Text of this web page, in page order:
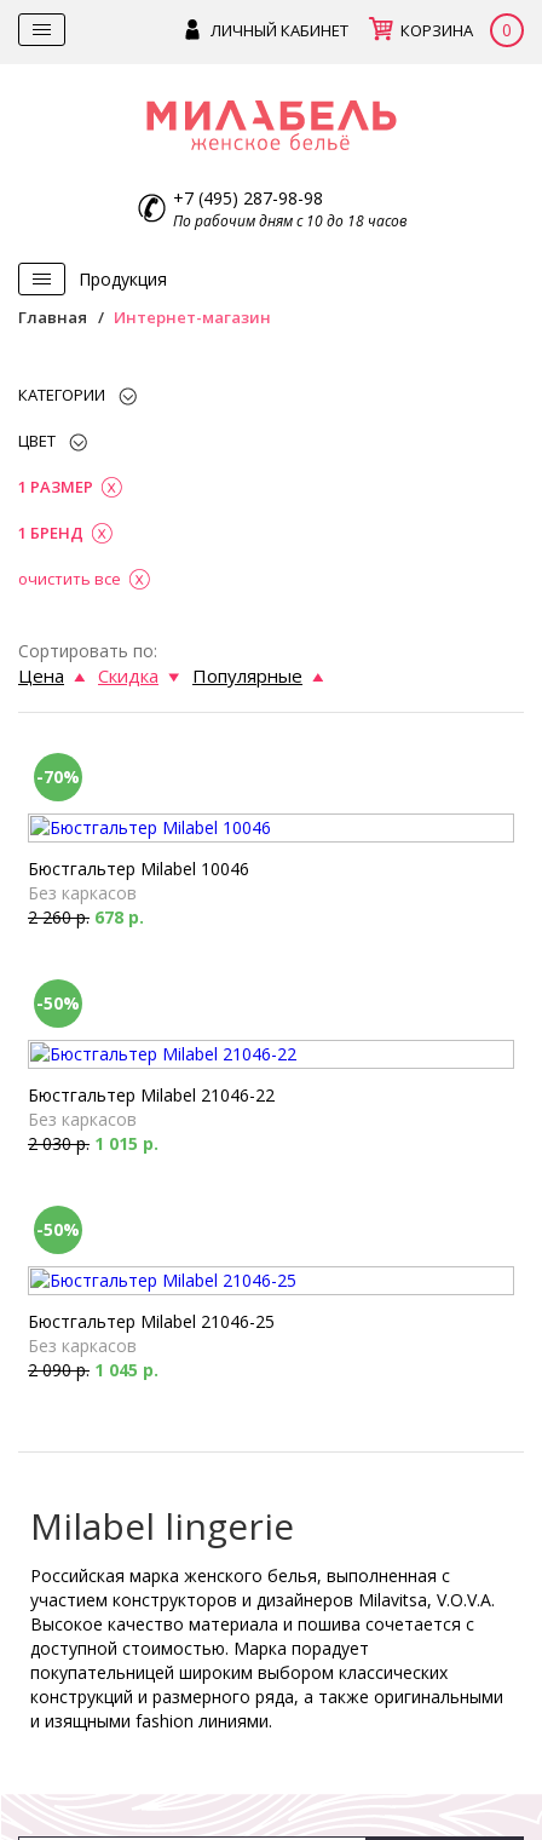
ЛИЧНЫЙ КАБИНЕТ КОРЗИНА 0
+7 (495) 287-98-98
По рабочим дням с 10 до 18 часов
Продукция
Главная Интернет-магазин
КАТЕГОРИИ
ЦВЕТ
1 РАЗМЕР
1 БРЕНД
очистить все
Сортировать по:
Цена Скидка Популярные
-70%
Бюстгальтер Milabel 10046
Без каркасов
2 260 р. 678 р.
-50%
Бюстгальтер Milabel 21046-22
Без каркасов
2 030 р. 1 015 р.
-50%
Бюстгальтер Milabel 21046-25
Без каркасов
2 090 р. 1 045 р.
Milabel lingerie
Российская марка женского белья, выполненная с
участием конструкторов и дизайнеров Milavitsa, V.O.V.A.
Высокое качество материала и пошива сочетается с
доступной стоимостью. Марка порадует
покупательницей широким выбором классических
конструкций и размерного ряда, а также оригинальными
и изящными fashion линиями.